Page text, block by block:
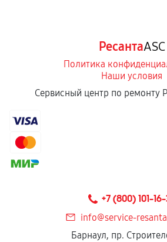
РесантаASC
Политика
Наши условия
Сервисный центр по ремонту
+7 (800) 101-
info@service-
Барнаул, пр.